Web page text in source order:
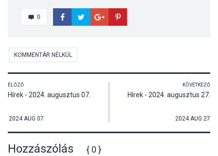
0
KOMMENTÁR NÉLKÜL
ELŐZŐ
Hírek - 2024. augusztus 07.
2024 AUG 07
KÖVETKEZŐ
Hírek - 2024. augusztus 27.
2024 AUG 27
Hozzászólás { 0 }